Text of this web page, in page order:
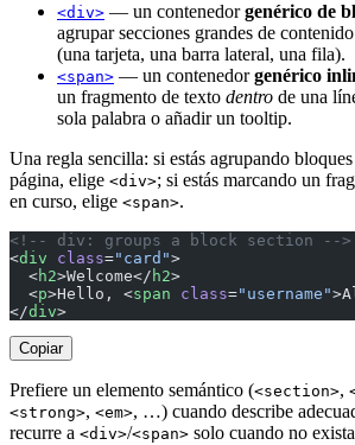
<div> — un contenedorgenérico de
agrupar secciones grandes de
(una tarjeta, una barra lateral, una fila).
<span> — un contenedorgenérico
un fragmento de texto dentro de una
sola palabra o añadir un tooltip.
Una regla sencilla: si estás agrupando
página, elige <div>; si estás marcando un
en curso, elige <span>.
<!-- div: groups a block section -->
<div class="card">
  <
h2>Welcome</ h2>
  <
p>Hello, <span class="username"
</div>
Copiar
Prefiere un elemento semántico (<section>,
<strong>, <em>, …) cuando describe
recurre a <div>/<span> solo cuando no